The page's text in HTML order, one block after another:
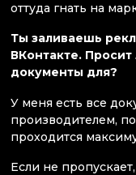
оттуда гнать на
Ты заливаешь
ВКонтакте.
документы для?
У меня есть все
производителем,
проходится
Если не